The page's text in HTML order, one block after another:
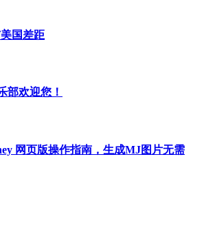
国差距
部欢迎您！
网页版操作指南，生成MJ图片无需